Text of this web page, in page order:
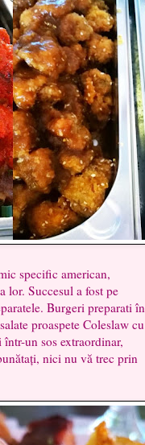
specific american,
lor. Succesul a fost pe
Burgeri preparati în
proaspete Coleslaw cu
un sos extraordinar,
nici nu vă trec prin